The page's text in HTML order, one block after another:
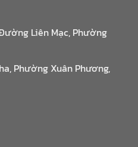
Liên Mạc, Phường
Phường Xuân Phương,